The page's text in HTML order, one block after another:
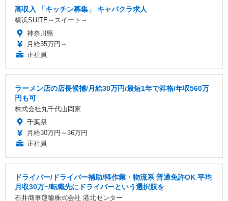
高収入 「キッチン募集」 キャバクラ求人
横浜SUITE～スイート～
神奈川県
月給35万円～
正社員
ラーメン店の店長候補/月給30万円/最短1年で昇格/年収560万
円も可
株式会社丸千代山岡家
千葉県
月給30万円～36万円
正社員
ドライバー/ドライバー補助/軽作業・物流系 普通免許OK 平均
月収30万~/転職先にドライバーという選択肢を
石井商事運輸株式会社 港北センター